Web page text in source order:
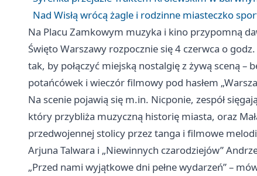
Nad Wisłą wrócą żagle i rodzinne miasteczko
Na Placu Zamkowym muzyka i kino przypomną
Święto Warszawy rozpocznie się 4 czerwca o
tak, by połączyć miejską nostalgię z żywą sceną
potańcówek i wieczór filmowy pod hasłem
Na scenie pojawią się m.in. Nicponie, zespół
który przybliża muzyczną historię miasta, oraz
przedwojennej stolicy przez tanga i filmowe
Arjuna Talwara i „Niewinnych czarodziejów”
„Przed nami wyjątkowe dni pełne wydarzeń” –